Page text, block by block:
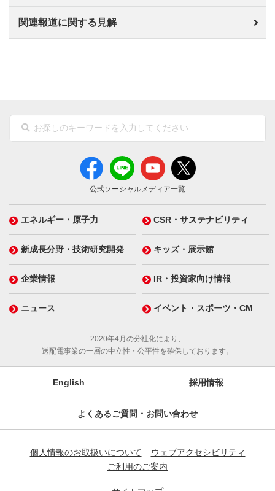
関連報道に関する見解
公式ソーシャルメディア一覧
エネルギー・原子力 CSR・サステナビリティ
新成長分野・技術研究開発 キッズ・展示館
企業情報 IR・投資家向け情報
ニュース イベント・スポーツ・CM
2020年4月の分社化により、
送配電事業の一層の中立性・公平性を確保しております。
English 採用情報
よくあるご質問・お問い合わせ
個人情報のお取扱いについて
ウェブアクセシビリティ
ご利用のご案内